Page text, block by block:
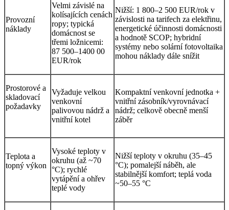
Provozní
náklady
Velmi závislé na
kolísajících cenách
ropy; typická
domácnost se
třemi ložnicemi:
87 500–1400 00
EUR/rok
Nižší: 1 800–2 500 EUR/rok v
závislosti na tarifech za elektřinu,
energetické účinnosti domácnosti
a hodnotě SCOP; hybridní
systémy nebo solární fotovoltaika
mohou náklady dále snížit
Prostorové a
skladovací
požadavky
Vyžaduje velkou
venkovní
palivovou nádrž a
vnitřní kotel
Kompaktní venkovní jednotka +
vnitřní zásobník/vyrovnávací
nádrž; celkově obecně menší
záběr
Teplota a
topný výkon
Vysoké teploty v
okruhu (až ~70
°C); rychlé
vytápění a ohřev
teplé vody
Nižší teploty v okruhu (35–45
°C); pomalejší náběh, ale
stabilnější komfort; teplá voda
~50–55 °C